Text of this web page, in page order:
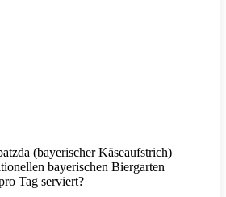
(bayerischer Käseaufstrich)
bayerischen Biergarten
Tag serviert?